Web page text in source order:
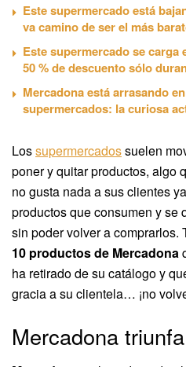
Este supermercado está
va camino de ser el más
Este supermercado se carga
50 % de descuento sólo
Mercadona está arrasando
supermercados: la curiosa
Lossupermercadossuelen
poner y quitar productos, algo
no gusta nada a sus clientes
productos que consumen y se
sin poder volver a comprarlos.
10 productos de Mercadona
ha retirado de su catálogo y
gracia a su clientela… ¡no
Mercadona